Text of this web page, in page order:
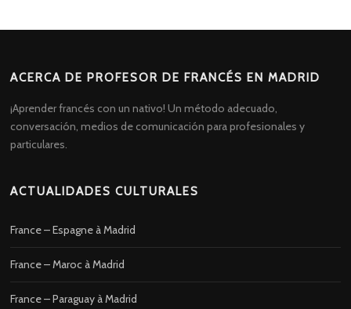
ACERCA DE PROFESOR DE FRANCÉS EN MADRID
¡Aprender francés con un nativo! Un método adecuado,
conversación, medios de comunicación para profesionales y
particulares.
ACTUALIDADES CULTURALES
France – Espagne à Madrid
France – Maroc à Madrid
France – Paraguay à Madrid